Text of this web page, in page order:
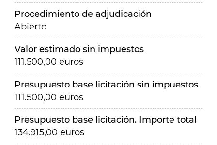
Procedimiento de adjudicación
Abierto
Valor estimado sin impuestos
111.500,00 euros
Presupuesto base licitación sin impuestos
111.500,00 euros
Presupuesto base licitación. Importe total
134.915,00 euros